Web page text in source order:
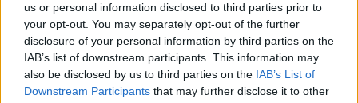
us or personal information disclosed to third parties prior to
your opt-out. You may separately opt-out of the further
disclosure of your personal information by third parties on the
IAB’s list of downstream participants. This information may
also be disclosed by us to third parties on the IAB’s List of
Downstream Participants that may further disclose it to other
azok is, akik csendben, a háttérben dolgoznak egy egész
életen át.